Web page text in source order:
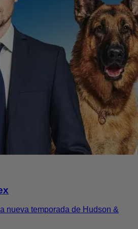
nueva temporada de Hudson &